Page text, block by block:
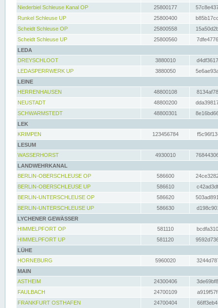
Niederbiel Schleuse Kanal OP
25800177
Runkel Schleuse UP
25800400
Scheidt Schleuse OP
25800558
Scheidt Schleuse UP
25800560
LEDA
DREYSCHLOOT
3880010
LEDASPERRWERK UP
3880050
LEINE
HERRENHAUSEN
48800108
NEUSTADT
48800200
SCHWARMSTEDT
48800301
LEK
KRIMPEN
123456784
LESUM
WASSERHORST
4930010
LANDWEHRKANAL
BERLIN-OBERSCHLEUSE OP
586600
BERLIN-OBERSCHLEUSE UP
586610
BERLIN-UNTERSCHLEUSE OP
586620
BERLIN-UNTERSCHLEUSE UP
586630
LYCHENER GEWÄSSER
HIMMELPFORT OP
581110
HIMMELPFORT UP
581120
LÜHE
HORNEBURG
5960020
MAIN
ASTHEIM
24300406
FAULBACH
24700109
FRANKFURT OSTHAFEN
24700404